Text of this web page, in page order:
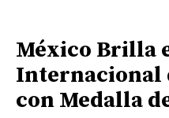
México Brilla
Internacional
con Medalla